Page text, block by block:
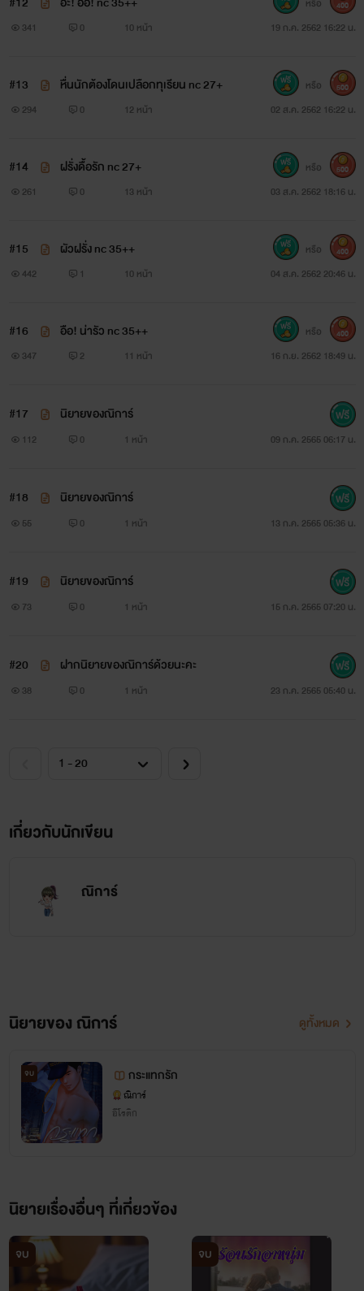
341 0 10 หน้า 19 ก.ค. 2562 16:22 น.
400
#13 หื่นนักต้องโดนเปลือกทุเรียน nc 27+
294 0 12 หน้า 02 ส.ค. 2562 16:22 น.
หรือ 500
#14 ฝรั่งดื้อรัก nc 27+
261 0 13 หน้า 03 ส.ค. 2562 18:16 น.
หรือ 500
#15 ผัวฝรั่ง nc 35++
442 1 10 หน้า 04 ส.ค. 2562 20:46 น.
หรือ 400
#16 อือ! น่ารัว nc 35++
347 2 11 หน้า 16 ก.ย. 2562 18:49 น.
หรือ 400
#17 นิยายของณิการ์
112 0 1 หน้า 09 ก.ค. 2565 06:17 น.
#18 นิยายของณิการ์
55 0 1 หน้า 13 ก.ค. 2565 05:36 น.
#19 นิยายของณิการ์
73 0 1 หน้า 15 ก.ค. 2565 07:20 น.
#20 ฝากนิยายของณิการ์ด้วยนะคะ
38 0 1 หน้า 23 ก.ค. 2565 05:40 น.
เกี่ยวกับนักเขียน
ณิการ์
นิยายของ ณิการ์ ดูทั้งหมด
จบ กระแทกรัก
ณิการ์
อีโรติก
นิยายเรื่องอื่นๆ ที่เกี่ยวข้อง
จบ จบ